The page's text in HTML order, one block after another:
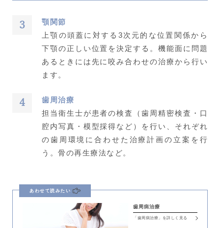
顎関節
上顎の頭蓋に対する3次元的な位置関係から
下顎の正しい位置を決定する。機能面に問題
あるときには先に咬み合わせの治療から行い
ます。
歯周治療
担当衛生士が患者の検査（歯周精密検査・口
腔内写真・模型採得など）を行い、それぞれ
の歯周環境に合わせた治療計画の立案を行
う。骨の再生療法など。
あわせて読みたい
歯周病治療
「歯周病治療」を詳しく見る